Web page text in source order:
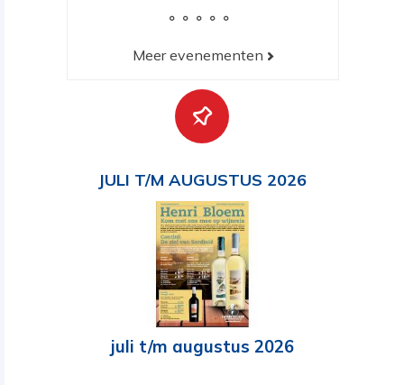
Meer evenementen
JULI T/M AUGUSTUS 2026
juli t/m augustus 2026